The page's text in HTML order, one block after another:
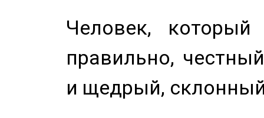
Человек,
правильно,
и щедрый,